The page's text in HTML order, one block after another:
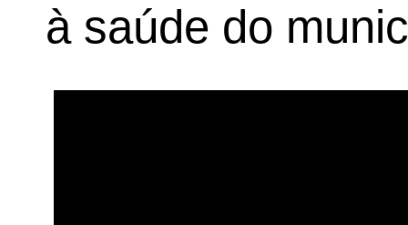
à saúde do